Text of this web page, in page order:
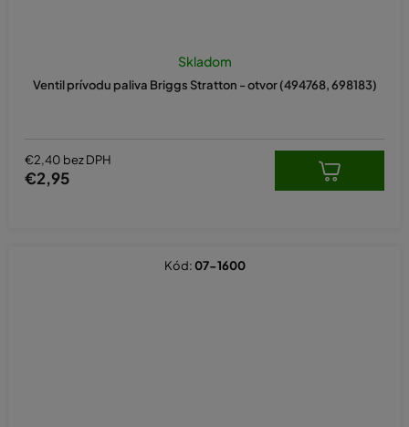
Ventil prívodu paliva Briggs Stratton - otvor (494768, 698183)
Skladom
€2,40 bez DPH
€2,95
Kód:07-1600